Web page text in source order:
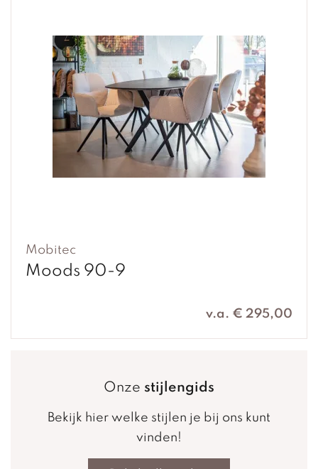
Mobitec
Moods 90-9
v.a. € 295,00
Onze stijlengids
Bekijk hier welke stijlen je bij ons kunt
vinden!